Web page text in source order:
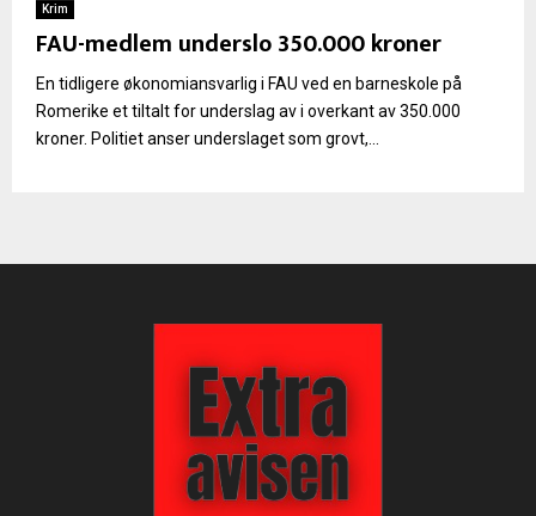
Krim
FAU-medlem underslo 350.000 kroner
En tidligere økonomiansvarlig i FAU ved en barneskole på
Romerike et tiltalt for underslag av i overkant av 350.000
kroner. Politiet anser underslaget som grovt,...